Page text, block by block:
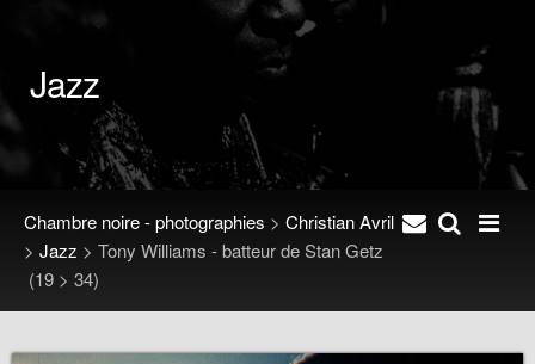
Jazz
Chambre noire - photographies > Christian Avril
> Jazz > Tony Williams - batteur de Stan Getz
(19 > 34)